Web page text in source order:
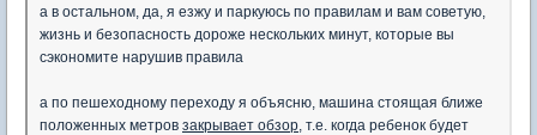
а в остальном, да, я езжу и паркуюсь по правилам и вам советую,
жизнь и безопасность дороже нескольких минут, которые вы
сэкономите нарушив правила
а по пешеходному переходу я объясню, машина стоящая ближе
положенных метров закрывает обзор , т.е. когда ребенок будет